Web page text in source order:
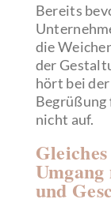
Bereits
die
der
hört bei
nicht auf.
und